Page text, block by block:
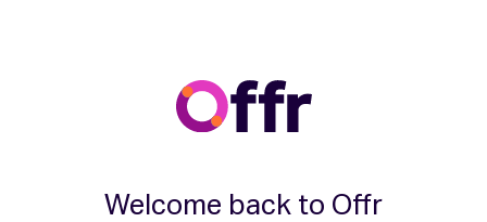
Welcome back to Offr